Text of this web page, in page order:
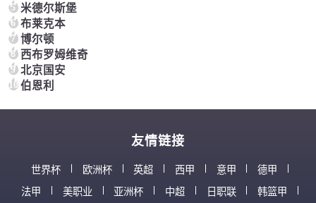
5 米德尔斯堡
6 布莱克本
7 博尔顿
8 西布罗姆维奇
9 北京国安
10伯恩利
友情链接
世界杯 欧洲杯 英超 西甲 意甲
德甲
法甲
美职业 亚洲杯 中超 日职联 韩篮甲